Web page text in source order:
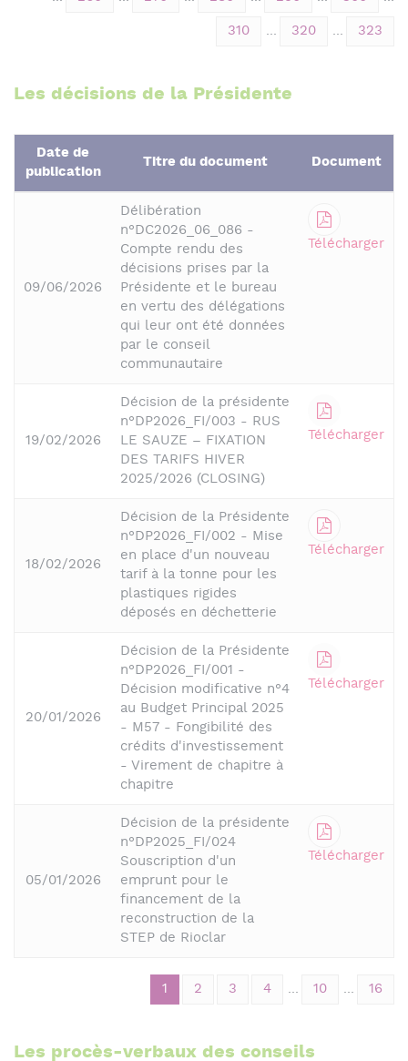
310 ... 320 ... 323
Les décisions de la Présidente
Date de
publication
Titre du document Document
09/06/2026
Délibération
n°DC2026_06_086 -
Compte rendu des
décisions prises par la
Présidente et le bureau
en vertu des délégations
qui leur ont été données
par le conseil
communautaire
Télécharger
19/02/2026
Décision de la présidente
n°DP2026_FI/003 - RUS
LE SAUZE – FIXATION
DES TARIFS HIVER
2025/2026 (CLOSING)
Télécharger
18/02/2026
Décision de la Présidente
n°DP2026_FI/002 - Mise
en place d'un nouveau
tarif à la tonne pour les
plastiques rigides
déposés en déchetterie
Télécharger
20/01/2026
Décision de la Présidente
n°DP2026_FI/001 -
Décision modificative n°4
au Budget Principal 2025
- M57 - Fongibilité des
crédits d'investissement
- Virement de chapitre à
chapitre
Télécharger
05/01/2026
Décision de la présidente
n°DP2025_FI/024
Souscription d'un
emprunt pour le
financement de la
reconstruction de la
STEP de Rioclar
Télécharger
1 2 3 4 ... 10 ... 16
Les procès-verbaux des conseils